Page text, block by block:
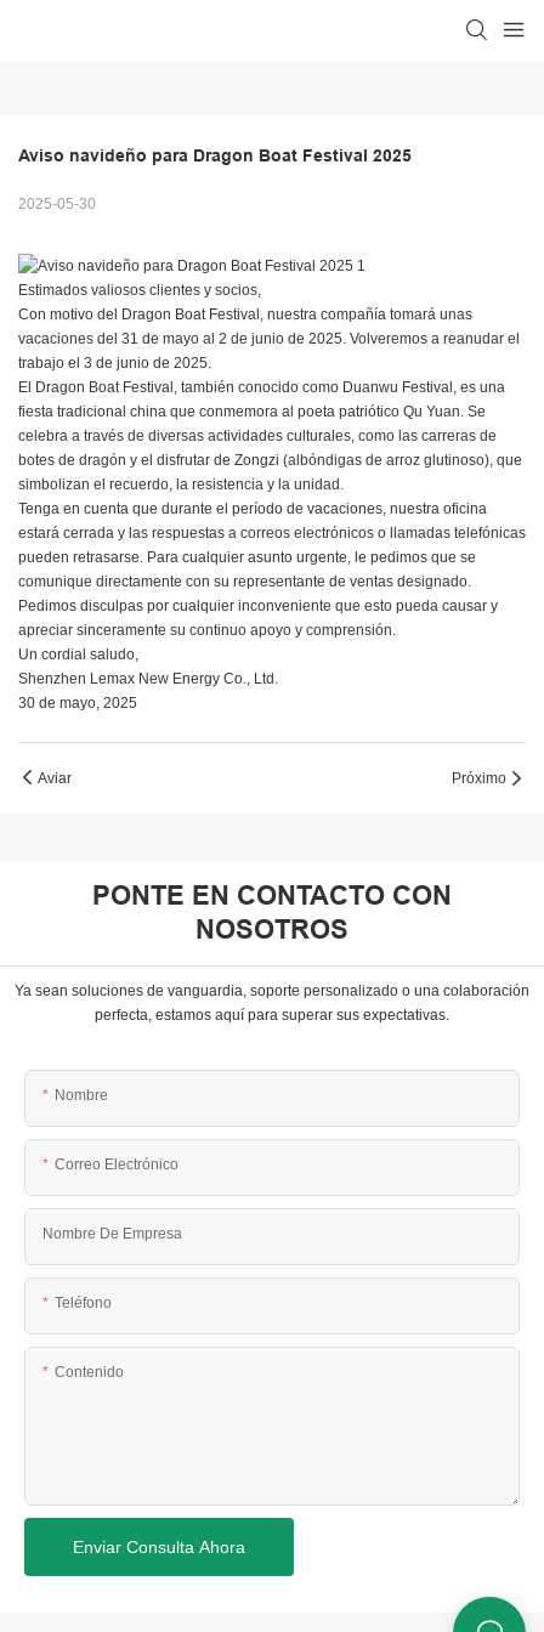
Aviso navideño para Dragon Boat Festival 2025
2025-05-30
Estimados valiosos clientes y socios,
Con motivo del Dragon Boat Festival, nuestra compañía tomará unas
vacaciones del 31 de mayo al 2 de junio de 2025. Volveremos a reanudar el
trabajo el 3 de junio de 2025.
El Dragon Boat Festival, también conocido como Duanwu Festival, es una
fiesta tradicional china que conmemora al poeta patriótico Qu Yuan. Se
celebra a través de diversas actividades culturales, como las carreras de
botes de dragón y el disfrutar de Zongzi (albóndigas de arroz glutinoso), que
simbolizan el recuerdo, la resistencia y la unidad.
Tenga en cuenta que durante el período de vacaciones, nuestra oficina
estará cerrada y las respuestas a correos electrónicos o llamadas telefónicas
pueden retrasarse. Para cualquier asunto urgente, le pedimos que se
comunique directamente con su representante de ventas designado.
Pedimos disculpas por cualquier inconveniente que esto pueda causar y
apreciar sinceramente su continuo apoyo y comprensión.
Un cordial saludo,
Shenzhen Lemax New Energy Co., Ltd.
30 de mayo, 2025
Aviar Próximo
PONTE EN CONTACTO CON
NOSOTROS
Ya sean soluciones de vanguardia, soporte personalizado o una colaboración
perfecta, estamos aquí para superar sus expectativas.
Nombre
Correo Electrónico
Nombre De Empresa
Teléfono
Contenido
Enviar Consulta Ahora